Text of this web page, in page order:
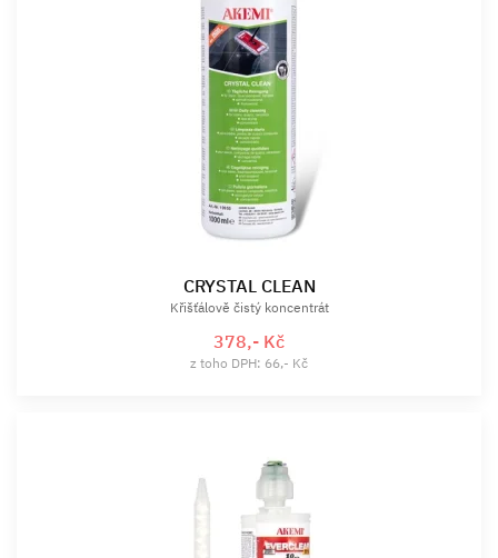
CRYSTAL CLEAN
Křišťálově čistý koncentrát
378,- Kč
z toho DPH: 66,- Kč